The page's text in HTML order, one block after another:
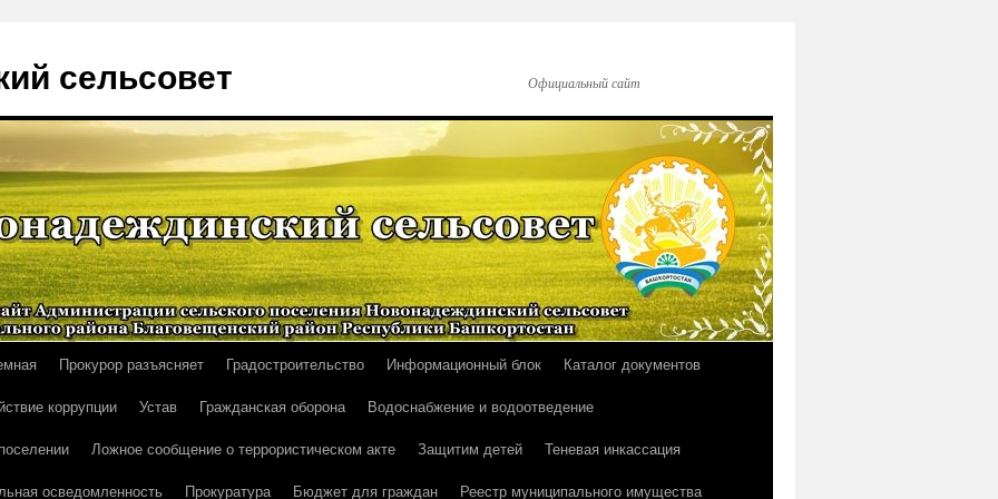
сельсовет Официальный сайт
Прокурор разъясняет Градостроительство Информационный блок
Каталог документов
коррупции Устав Гражданская оборона
Водоснабжение и водоотведение
Ложное сообщение о террористическом акте Защитим детей
Теневая инкассация
осведомленность Прокуратура Бюджет для граждан
Реестр муниципального имущества